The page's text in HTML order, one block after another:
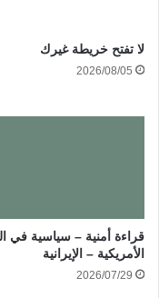
لا تفتح خريطة غيرك
2026/08/05
قراءة أمنية – سياسية في
الأمريكية – الإيرانية
2026/07/29